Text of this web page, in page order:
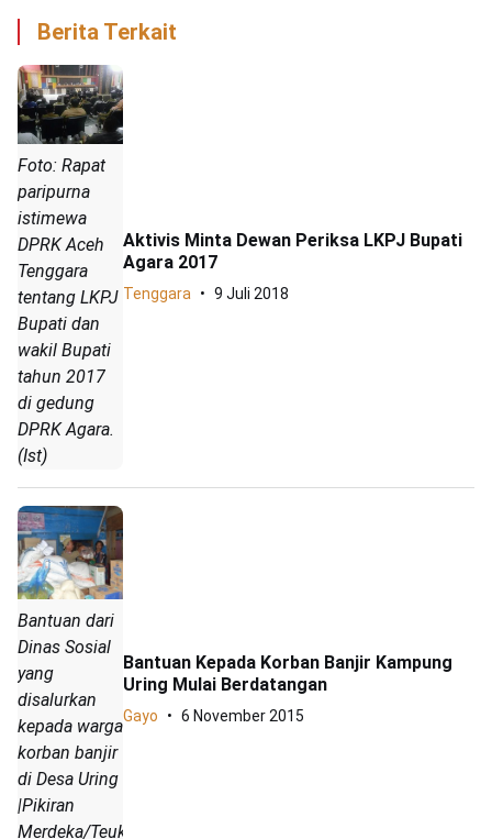
Berita Terkait
Foto: Rapat
paripurna
istimewa
DPRK Aceh
Tenggara
tentang LKPJ
Bupati dan
wakil Bupati
tahun 2017
di gedung
DPRK Agara.
(Ist)
Aktivis Minta Dewan Periksa LKPJ Bupati
Agara 2017
Tenggara 9 Juli 2018
Bantuan dari
Dinas Sosial
yang
disalurkan
kepada warga
korban banjir
di Desa Uring
|Pikiran
Merdeka/Teuku
Bantuan Kepada Korban Banjir Kampung
Uring Mulai Berdatangan
Gayo 6 November 2015